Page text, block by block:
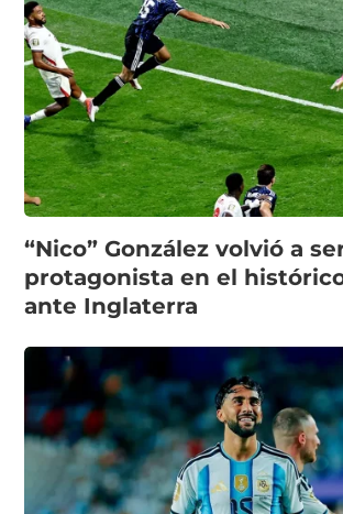
“Nico” González volvió a
protagonista en el
ante Inglaterra